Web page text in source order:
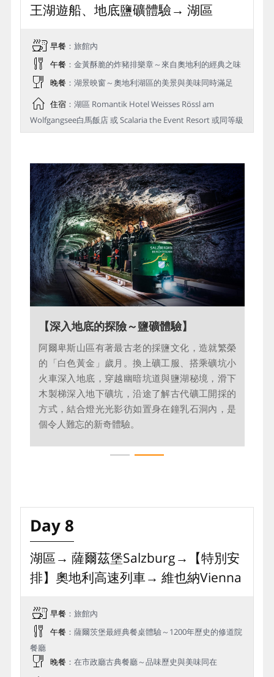
王湖遊船、地底鹽礦體驗→ 湖區
早餐 ：旅館內
午餐 ：金黃酥脆的炸豬排樂章～來自奧地利的經典之味
晚餐 ：湖景映窗～奧地利湖區的美景與美味同時滿足
住宿：湖區 Romantik Hotel Weisses Rössl am
Wolfgangsee白馬飯店 或 Scalaria the Event Resort 或同等級
【國王湖～德國最夢幻湖泊】
國王湖被譽為阿爾卑斯山最純淨的湖泊，宛如深
山中的一顆翡翠，被高聳的峻岩環抱，如世外桃
源。乘船穿越湖區，紅色洋蔥圓頂的聖巴爾多祿
茂教堂映入眼簾，與湖光山色交織成令人屏息的
絕美天然畫卷。
【深入地底的探險～鹽礦體驗】
阿爾卑斯山區有著最古老的採鹽文化，造就繁榮
的「白色黃金」歲月。換上礦工服、搭乘礦坑小
火車深入地底，穿越幽暗坑道與鹽湖秘境，滑下
木製梯深入地下礦坑，沿途了解古代礦工開採的
方式，結合燈光光影彷如置身在鐘乳石洞內，是
個令人難忘的新奇體驗。
Day 8
湖區→ 薩爾茲堡Salzburg→【特別安
排】奧地利⾼速列⾞→ 維也納Vienna
早餐 ：旅館內
午餐 ：薩爾茨堡最經典餐桌體驗～1200年歷史的修道院
餐廳
晚餐 ：在市政廳古典餐廳～品味歷史與美味同在